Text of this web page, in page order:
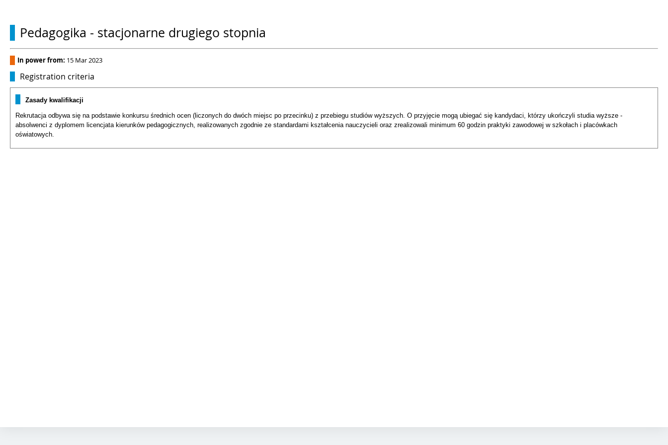
Pedagogika - stacjonarne drugiego stopnia
In power from: 15 Mar 2023
Registration criteria
Zasady kwalifikacji
Rekrutacja odbywa się na podstawie konkursu średnich ocen (liczonych do dwóch miejsc po przecinku) z przebiegu studiów wyższych. O przyjęcie mogą ubiegać się kandydaci, którzy ukończyli studia wyższe -
absolwenci z dyplomem licencjata kierunków pedagogicznych, realizowanych zgodnie ze standardami kształcenia nauczycieli oraz zrealizowali minimum 60 godzin praktyki zawodowej w szkołach i placówkach
oświatowych.